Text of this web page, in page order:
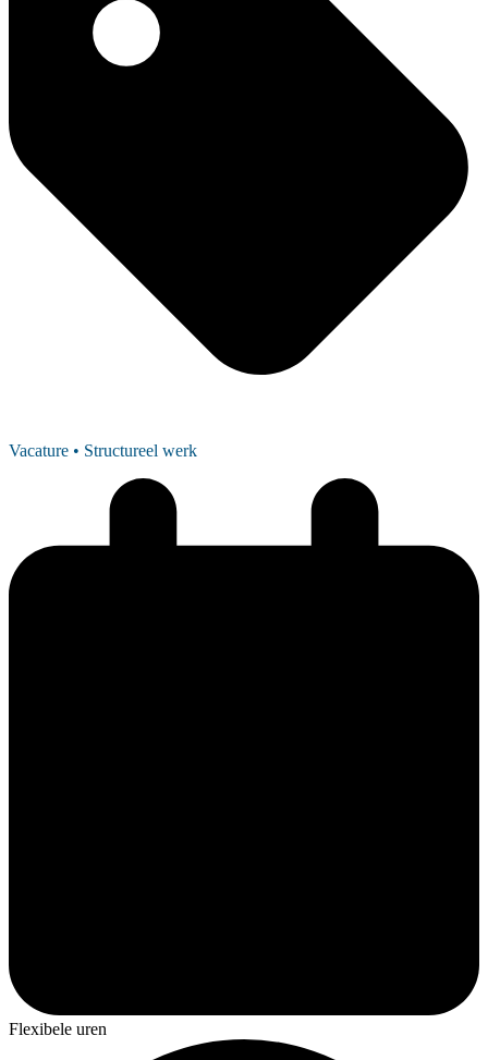
Vacature • Structureel werk
Flexibele uren